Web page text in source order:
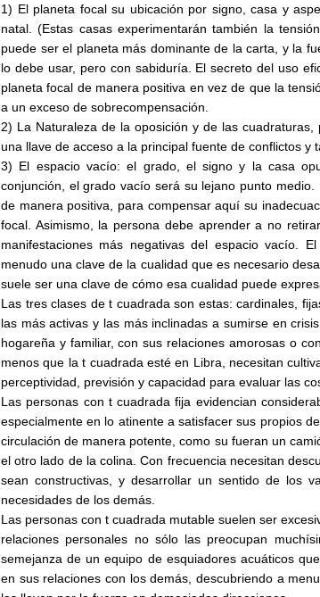
1) El planeta focal su ubicación por signo, casa y
natal. (Estas casas experimentarán también la
puede ser el planeta más dominante de la carta, y la
lo debe usar, pero con sabiduría. El secreto del uso
planeta focal de manera positiva en vez de que la
a un exceso de sobrecompensación.
2) La Naturaleza de la oposición y de las
una llave de acceso a la principal fuente de conflictos y
3) El espacio vacío: el grado, el signo y la casa
conjunción, el grado vacío será su lejano punto
de manera positiva, para compensar aquí su
focal. Asimismo, la persona debe aprender a no
manifestaciones más negativas del espacio vacío.
menudo una clave de la cualidad que es necesario
suele ser una clave de cómo esa cualidad puede
Las tres clases de t cuadrada son estas: cardinales,
las más activas y las más inclinadas a sumirse en
hogareña y familiar, con sus relaciones amorosas o
menos que la t cuadrada esté en Libra, necesitan
perceptividad, previsión y capacidad para evaluar las
Las personas con t cuadrada fija evidencian
especialmente en lo atinente a satisfacer sus propios
circulación de manera potente, como su fueran un
el otro lado de la colina. Con frecuencia necesitan
sean constructivas, y desarrollar un sentido de los
necesidades de los demás.
Las personas con t cuadrada mutable suelen ser
relaciones personales no sólo las preocupan
semejanza de un equipo de esquiadores acuáticos
en sus relaciones con los demás, descubriendo a